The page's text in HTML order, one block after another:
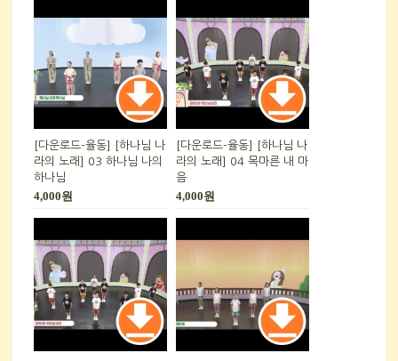
[다운로드-율동] [하나님 나
라의 노래] 03 하나님 나의
하나님
4,000원
[다운로드-율동] [하나님 나
라의 노래] 04 목마른 내 마
음
4,000원